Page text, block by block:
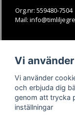
Org.nr: 559480-7504
Mail:
Köpvillkor
Kontakt
Youtube-videos
Vi
Vi använder
och erbjuda dig
genom att trycka
inställningar